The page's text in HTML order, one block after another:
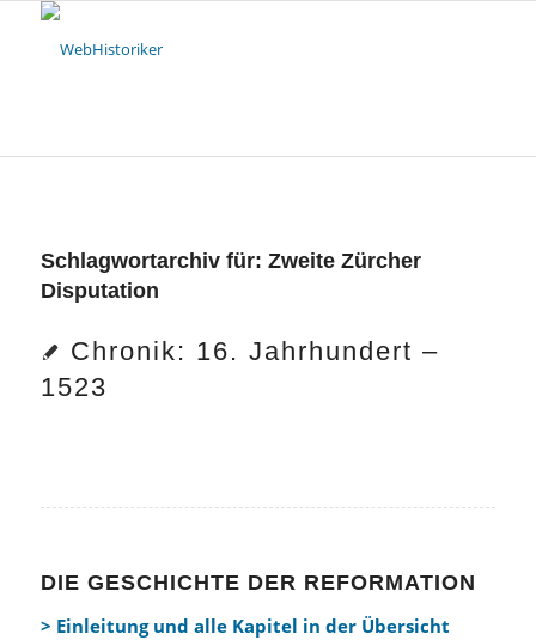
Schlagwortarchiv für: Zweite Zürcher
Disputation
Chronik: 16. Jahrhundert –
1523
DIE GESCHICHTE DER REFORMATION
> Einleitung und alle Kapitel in der Übersicht